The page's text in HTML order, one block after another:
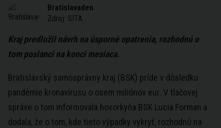
Bratislavaden
Zdroj: SITA
Kraj predložil návrh na úsporné opatrenia, rozhodnú o
tom poslanci na konci mesiaca.
Bratislavský samosprávny kraj (BSK) príde v dôsledku
pandémie kronavírusu o osem miliónov eur. V tlačovej
správe o tom informovala hovorkyňa BSK Lucia Forman a
dodala, že o tom, kde tieto výpadky vykryť, rozhodnú na